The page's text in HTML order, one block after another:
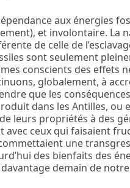
aux énergies
et involontaire. La
de celle de
sont seulement
conscients des effets
globalement, à
que les
dans les Antilles, ou
leurs propriétés à des
avec ceux qui faisaient
une
des bienfaits des
demain de